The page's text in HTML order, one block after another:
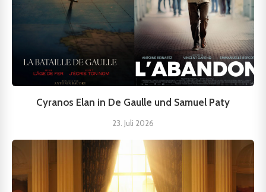
Cyranos Elan in De Gaulle und Samuel Paty
23. Juli 2026